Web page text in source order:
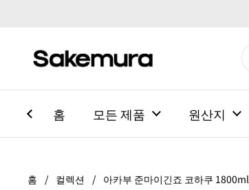
홈 모든 제품 원산지
홈 / 컬렉션 / 아카부 준마이긴죠 코하쿠 1800ml